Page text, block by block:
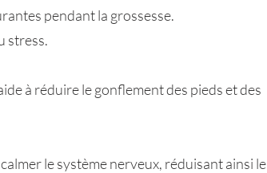
pendant la grossesse.
stress.
à réduire le gonflement des pieds et des
le système nerveux, réduisant ainsi le